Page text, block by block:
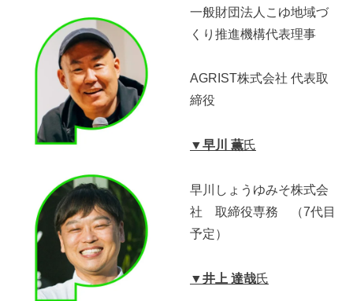
一般財団法人こゆ地域づ
くり推進機構代表理事
AGRIST株式会社 代表取
締役
▼早川 薫氏
早川しょうゆみそ株式会
社 取締役専務 （7代目
予定）
▼井上 達哉氏